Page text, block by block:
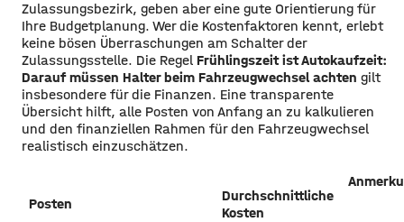
Zulassungsbezirk, geben aber eine gute Orientierung für
Ihre Budgetplanung. Wer die Kostenfaktoren kennt, erlebt
keine bösen Überraschungen am Schalter der
Zulassungsstelle. Die Regel Frühlingszeit ist Autokaufzeit:
Darauf müssen Halter beim Fahrzeugwechsel achten gilt
insbesondere für die Finanzen. Eine transparente
Übersicht hilft, alle Posten von Anfang an zu kalkulieren
und den finanziellen Rahmen für den Fahrzeugwechsel
realistisch einzuschätzen.
Posten
Durchschnittliche
Kosten